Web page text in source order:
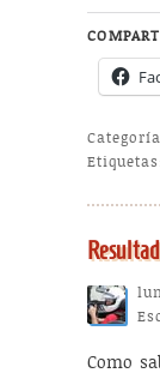
Como